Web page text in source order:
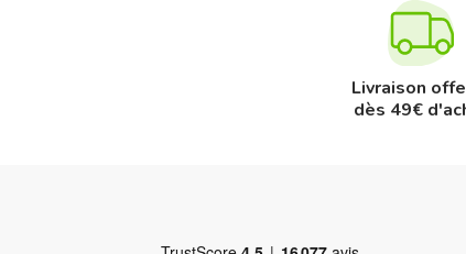
Livraison
dès 49€